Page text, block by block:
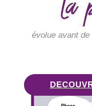
évolue avant de